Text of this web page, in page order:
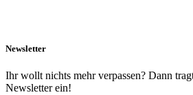
Newsletter
Ihr wollt nichts mehr verpassen? Dann
Newsletter ein!